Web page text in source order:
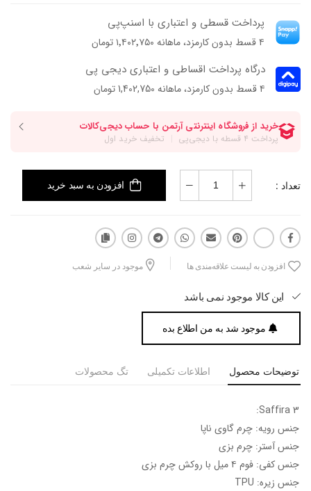
پنجه‌ی متوسط و زیره‌ی TPU کمک می‌کنن موقع راه رفتن حس راحت‌تری
داشته باشی؛ مدلی که برای استفاده‌ی روزمره مناسبه.
پرداخت قسطی و اعتباری با اسنپ‌پی
۴ قسط بدون کارمزد، ماهانه ۱٬۴۰۲٬۷۵۰ تومان
درگاه پرداخت اقساطی و اعتباری دیجی پی
۴ قسط بدون کارمزد، ماهانه 1,402,750 تومان
تعداد : افزودن به سبد خرید
افزودن به لیست علاقه‌مندی ها موجود در سایر شعب
این کالا موجود نمی باشد
موجود شد به من اطلاع بده
توضیحات محصول اطلاعات تکمیلی تگ محصولات
Saffira 3:
جنس رویه: چرم گاوی ناپا
جنس آستر: چرم بزی
جنس کفی: فوم ۴ ‌میل با روکش چرم بزی
جنس زیره: TPU